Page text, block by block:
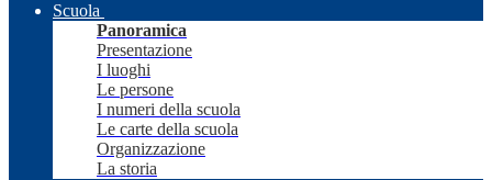
Scuola
Panoramica
Presentazione
I luoghi
Le persone
I numeri della scuola
Le carte della scuola
Organizzazione
La storia